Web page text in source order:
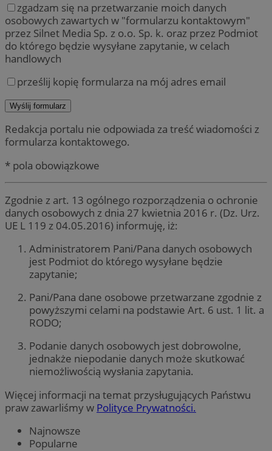
zgadzam się na przetwarzanie moich danych
osobowych zawartych w "formularzu kontaktowym"
przez Silnet Media Sp. z o.o. Sp. k. oraz przez Podmiot
do którego będzie wysyłane zapytanie, w celach
handlowych
prześlij kopię formularza na mój adres email
Redakcja portalu nie odpowiada za treść wiadomości z
formularza kontaktowego.
* pola obowiązkowe
Zgodnie z art. 13 ogólnego rozporządzenia o ochronie
danych osobowych z dnia 27 kwietnia 2016 r. (Dz. Urz.
UE L 119 z 04.05.2016) informuję, iż:
Administratorem Pani/Pana danych osobowych
jest Podmiot do którego wysyłane będzie
zapytanie;
Pani/Pana dane osobowe przetwarzane zgodnie z
powyższymi celami na podstawie Art. 6 ust. 1 lit. a
RODO;
Podanie danych osobowych jest dobrowolne,
jednakże niepodanie danych może skutkować
niemożliwością wysłania zapytania.
Więcej informacji na temat przysługujących Państwu
praw zawarliśmy w Polityce Prywatności.
Najnowsze
Popularne